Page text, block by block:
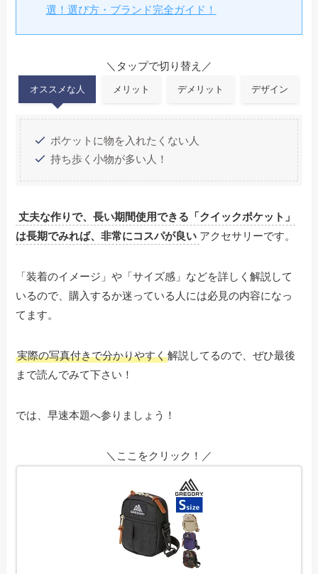
選！選び方・ブランド完全ガイド！
＼タップで切り替え／
オススメな人 メリット デメリット デザイン
ポケットに物を入れたくない人
持ち歩く小物が多い人！
丈夫な作りで、長い期間使用できる「クイックポケット」
は長期でみれば、非常にコスパが良い アクセサリーです。
「装着のイメージ」や「サイズ感」などを詳しく解説して
いるので、購入するか迷っている人には必見の内容になっ
てます。
実際の写真付きで分かりやすく解説してるので、ぜひ最後
まで読んでみて下さい！
では、早速本題へ参りましょう！
＼ここをクリック！／